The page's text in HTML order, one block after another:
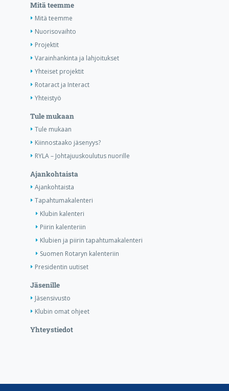
Mitä teemme
Mitä teemme
Nuorisovaihto
Projektit
Varainhankinta ja lahjoitukset
Yhteiset projektit
Rotaract ja Interact
Yhteistyö
Tule mukaan
Tule mukaan
Kiinnostaako jäsenyys?
RYLA – Johtajuuskoulutus nuorille
Ajankohtaista
Ajankohtaista
Tapahtumakalenteri
Klubin kalenteri
Piirin kalenteriin
Klubien ja piirin tapahtumakalenteri
Suomen Rotaryn kalenteriin
Presidentin uutiset
Jäsenille
Jäsensivusto
Klubin omat ohjeet
Yhteystiedot